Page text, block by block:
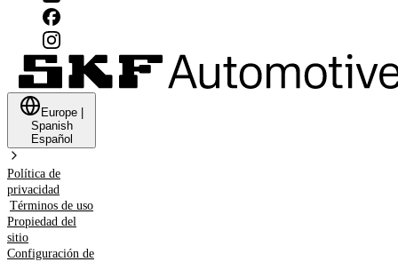
Europe
Spanish
Español
Política de
privacidad
Términos de uso
Propiedad del
sitio
Configuración de